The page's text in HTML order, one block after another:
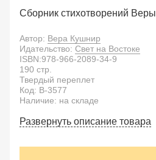
Сборник стихотворений
Автор: Вера Кушнир
Идательство: Свет на Востоке
ISBN:978-966-2089-34-9
190 стр.
Твердый переплет
Код: B-3577
Наличие: на складе
Развернуть описание товара